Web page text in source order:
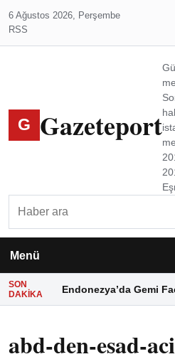
6 Ağustos 2026, Perşembe
RSS
G Gazeteport
Menü
SON
DAKIKA
Endonezya’da Gemi
abd-den-esad-